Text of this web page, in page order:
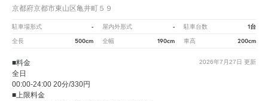
京都府京都市東山区亀井町５９
駐車場形式 - 屋内外形式 - 駐車台数 1台
全長 500cm 全幅 190cm 車高 200cm
2026年7月27日 更新
■料金
全日
00:00-24:00 20分/330円
■上限料金